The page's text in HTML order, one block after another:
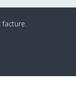
facture.